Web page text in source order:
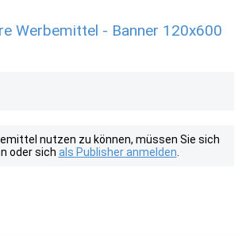
Werbemittel - Banner 120x600
nutzen zu können, müssen Sie sich
oder sich als Publisher anmelden